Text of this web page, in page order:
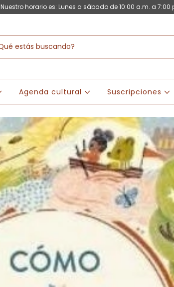
Nuestro horario es: Lunes a sábado de 10:00 a.m. a
Agenda cultural Suscripciones